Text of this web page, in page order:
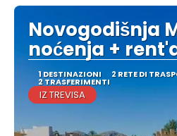
Novogodišnja
noćenja +
1 DESTINAZIONI 2 RETE DI
2 TRASFERIMENTI
IZ TREVISA